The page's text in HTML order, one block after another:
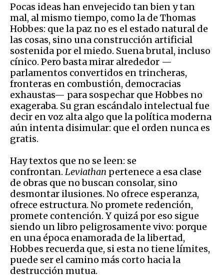
Pocas ideas han envejecido tan bien y tan
mal, al mismo tiempo, como la de Thomas
Hobbes: que la paz no es el estado natural de
las cosas, sino una construcción artificial
sostenida por el miedo. Suena brutal, incluso
cínico. Pero basta mirar alrededor —
parlamentos convertidos en trincheras,
fronteras en combustión, democracias
exhaustas— para sospechar que Hobbes no
exageraba. Su gran escándalo intelectual fue
decir en voz alta algo que la política moderna
aún intenta disimular: que el orden nunca es
gratis.
Hay textos que no se leen: se
confrontan. Leviathan pertenece a esa clase
de obras que no buscan consolar, sino
desmontar ilusiones. No ofrece esperanza,
ofrece estructura. No promete redención,
promete contención. Y quizá por eso sigue
siendo un libro peligrosamente vivo: porque
en una época enamorada de la libertad,
Hobbes recuerda que, si esta no tiene límites,
puede ser el camino más corto hacia la
destrucción mutua.